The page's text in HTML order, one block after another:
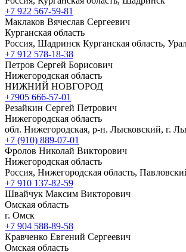
+7 922 567-59-81
Маклаков Вячеслав Сергеевич
Курганская область
Россия, Шадринск Курганская область,
+7 912 578-18-38
Петров Сергей Борисович
Нижегородская область
НИЖНИЙ НОВГОРОД
+7905 666-57-01
Резайкин Сергей Петрович
Нижегородская область
обл. Нижегородская, р-н. Лысковский, г.
+7 (910) 889-07-01
Фролов Николай Викторович
Нижегородская область
Россия, Нижегородская область,
+7 910 137-82-59
Швайчук Максим Викторович
Омская область
г. Омск
+7 904 588-89-58
Кравченко Евгений Сергеевич
Омская область